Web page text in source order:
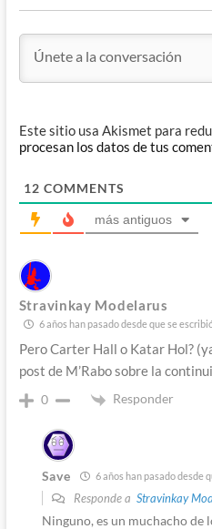
Este sitio usa Akismet para
procesan los datos de tus
12 COMMENTS
más antiguos
Stravinkay Modelarus
6 años han pasado desde que se
Pero Carter Hall o Katar Hol?
post de M’Rabo sobre la
0 Responder
Save 6 años han pasado desde
Responde a Stravinkay
Ninguno, es un muchacho de